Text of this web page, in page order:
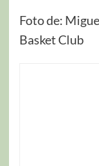
Foto de:
Basket Club